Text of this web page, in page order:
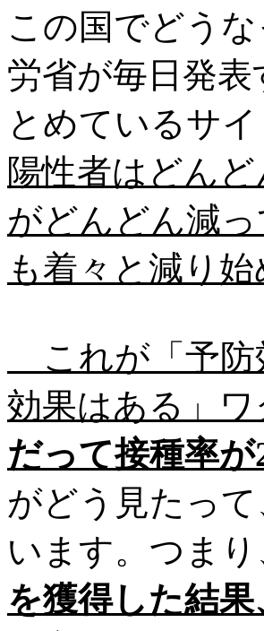
この国でどう
労省が毎日発
とめているサ
陽性者はどん
がどんどん減
も着々と減り
これが「予防
効果はある」
だって接種率
がどう見たっ
います。つまり
を獲得した結